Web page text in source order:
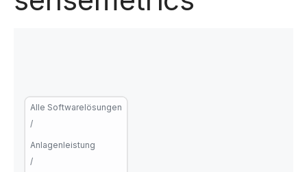
Alle Softwarelösungen
/
Anlagenleistung
/